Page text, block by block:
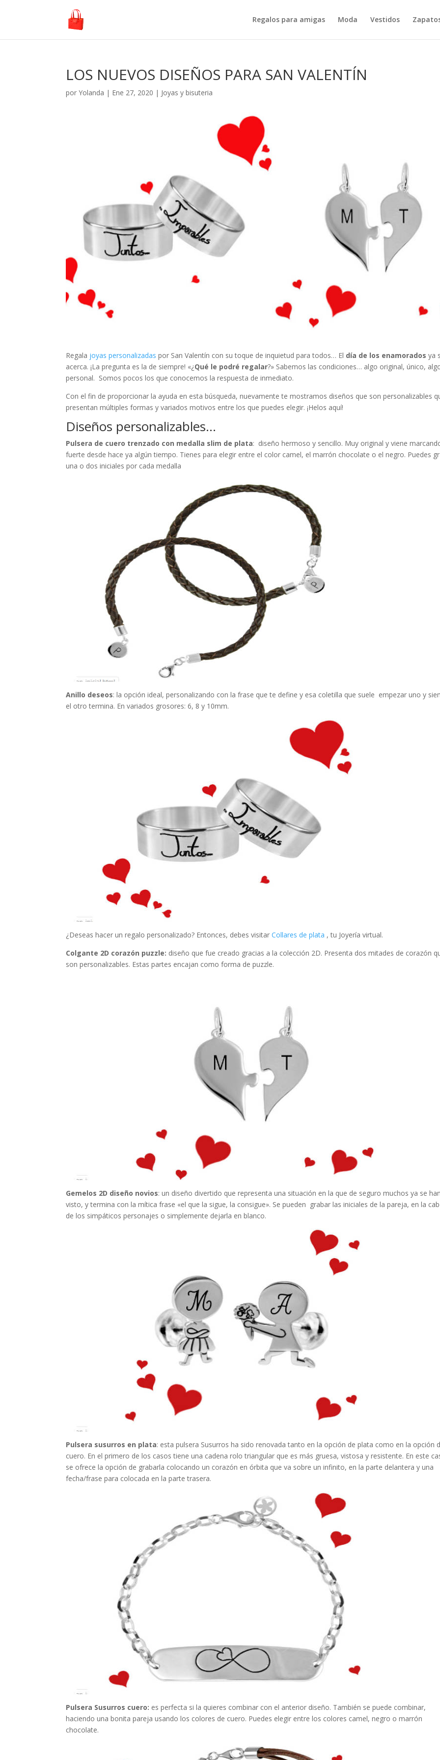
Regalos para amigas Moda Vestidos
LOS NUEVOS DISEÑOS PARA SAN VALENTÍN
porYolanda | Ene 27, 2020 | Joyas y bisuteria
Regala joyas personalizadas por San Valentín con su toque de inquietud para todos… El día de los enamoradosya
acerca. ¡La pregunta es la de siempre! «¿Qué le podré regalar?» Sabemos las condiciones… algo original, único,
personal. Somos pocos los que conocemos la respuesta de inmediato.
Con el fin de proporcionar la ayuda en esta búsqueda, nuevamente te mostramos diseños que son personalizables
presentan múltiples formas y variados motivos entre los que puedes elegir. ¡Helos aquí!
Diseños personalizables…
Pulsera de cuero trenzado con medalla slim de plata: diseño hermoso y sencillo. Muy original y viene
fuerte desde hace ya algún tiempo. Tienes para elegir entre el color camel, el marrón chocolate o el negro. Puedes
una o dos iniciales por cada medalla
Anillo deseos: la opción ideal, personalizando con la frase que te define y esa coletilla que suele empezar uno y
el otro termina. En variados grosores: 6, 8 y 10mm.
¿Deseas hacer un regalo personalizado? Entonces, debes visitarCollares de plata , tu Joyería virtual.
Colgante 2D corazón puzzle: diseño que fue creado gracias a la colección 2D. Presenta dos mitades de corazón
son personalizables. Estas partes encajan como forma de puzzle.
Gemelos 2D diseño novios: un diseño divertido que representa una situación en la que de seguro muchos ya se
visto, y termina con la mítica frase «el que la sigue, la consigue». Se pueden grabar las iniciales de la pareja, en la
de los simpáticos personajes o simplemente dejarla en blanco.
Pulsera susurros en plata: esta pulsera Susurros ha sido renovada tanto en la opción de plata como en la opción
cuero. En el primero de los casos tiene una cadena rolo triangular que es más gruesa, vistosa y resistente. En este
se ofrece la opción de grabarla colocando un corazón en órbita que va sobre un infinito, en la parte delantera y una
fecha/frase para colocada en la parte trasera.
Pulsera Susurros cuero: es perfecta si la quieres combinar con el anterior diseño. También se puede combinar,
haciendo una bonita pareja usando los colores de cuero. Puedes elegir entre los colores camel, negro o marrón
chocolate.